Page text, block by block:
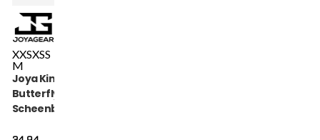
XXSXSS
M
Joya Kinder
Butterfly
Scheenbeschermers